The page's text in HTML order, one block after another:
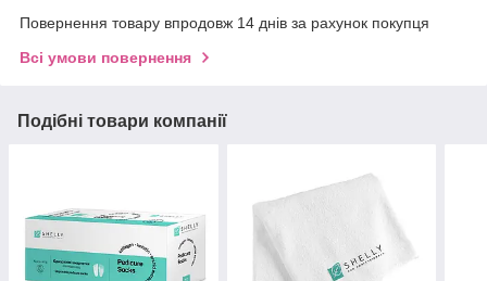
Повернення товару впродовж 14 днів за рахунок покупця
Всі умови повернення
Подібні товари компанії